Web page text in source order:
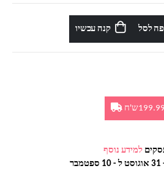
לסל קנה עכשיו
למידע נוסף